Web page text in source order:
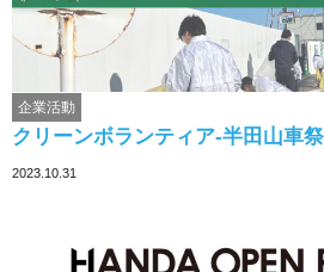
クリーンボランティア-半田山車
企業活動
2023.10.31